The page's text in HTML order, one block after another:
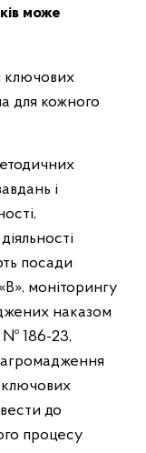
може
ключових
для кожного
і
посади
моніторингу
наказом
№ 186-23,
ключових
до
процесу